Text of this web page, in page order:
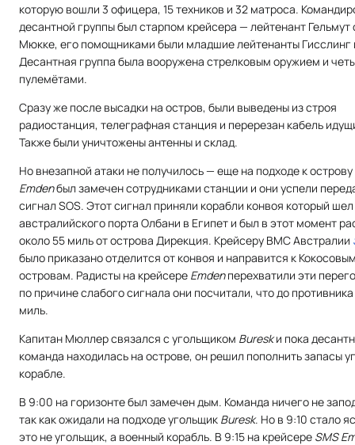
которую вошли 3 офицера, 15 техников и 32 матроса.
десантной группы был старпом крейсера — лейтенант Гельмут
Мюкке, его помощниками были младшие лейтенанты
Десантная группа была вооружена стрелковым оружием и
пулемётами.
Сразу же после высадки на остров, были выведены из строя
радиостанция, телеграфная станция и перерезан кабель
Также были уничтожены антенны и склад.
Но внезапной атаки не получилось — еще на подходе к
Emdenбыл замечен сотрудниками станции и они успели
сигнал SOS. Этот сигнал приняли корабли конвоя который шел
австралийского порта Олбани в Египет и был в этот момент
около 55 миль от острова Дирекция. Крейсеру ВМС Австралии
было приказано отделится от конвоя и направится к
островам. Радисты на крейсере Emdenперехватили эти
по причине слабого сигнала они посчитали, что до
миль.
Капитан Мюллер связался с угольщиком Bureskи пока
команда находилась на острове, он решил пополнить запасы
корабле.
В 9:00 на горизонте был замечен дым. Команда ничего не
так как ожидали на подходе угольщик Buresk. Но в 9:10 стало
это не угольщик, а военный корабль. В 9:15 на крейсере SMS